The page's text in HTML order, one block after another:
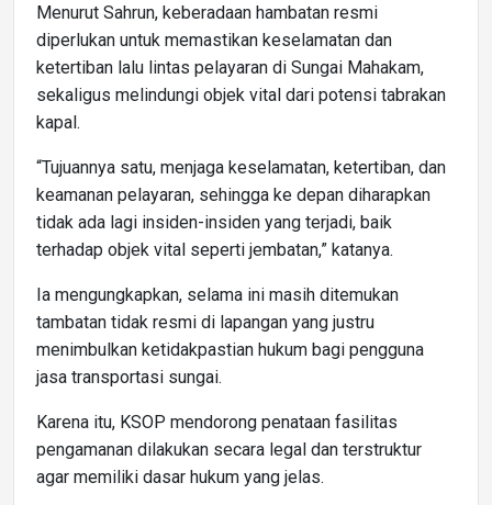
Menurut Sahrun, keberadaan hambatan resmi
diperlukan untuk memastikan keselamatan dan
ketertiban lalu lintas pelayaran di Sungai Mahakam,
sekaligus melindungi objek vital dari potensi tabrakan
kapal.
“Tujuannya satu, menjaga keselamatan, ketertiban, dan
keamanan pelayaran, sehingga ke depan diharapkan
tidak ada lagi insiden-insiden yang terjadi, baik
terhadap objek vital seperti jembatan,” katanya.
Ia mengungkapkan, selama ini masih ditemukan
tambatan tidak resmi di lapangan yang justru
menimbulkan ketidakpastian hukum bagi pengguna
jasa transportasi sungai.
Karena itu, KSOP mendorong penataan fasilitas
pengamanan dilakukan secara legal dan terstruktur
agar memiliki dasar hukum yang jelas.